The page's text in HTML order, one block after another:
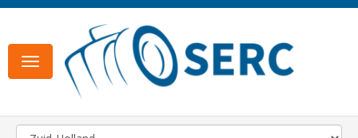
Toggle
navigation